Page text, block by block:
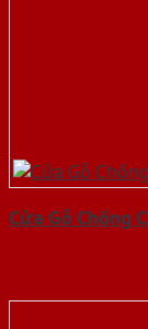
Cửa Gỗ Chống